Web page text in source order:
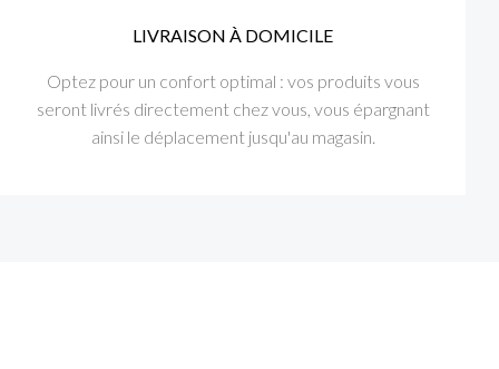
LIVRAISON À DOMICILE
Optez pour un confort optimal : vos produits vous
seront livrés directement chez vous, vous épargnant
ainsi le déplacement jusqu'au magasin.